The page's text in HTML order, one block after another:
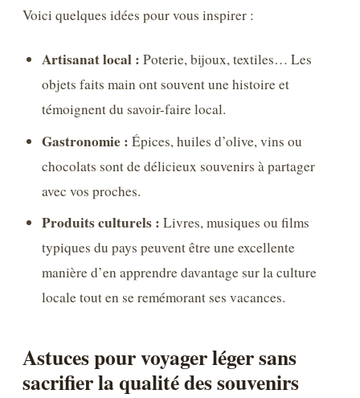
Voici quelques idées pour vous inspirer :
Artisanat local : Poterie, bijoux, textiles… Les
objets faits main ont souvent une histoire et
témoignent du savoir-faire local.
Gastronomie : Épices, huiles d’olive, vins ou
chocolats sont de délicieux souvenirs à partager
avec vos proches.
Produits culturels : Livres, musiques ou films
typiques du pays peuvent être une excellente
manière d’en apprendre davantage sur la culture
locale tout en se remémorant ses vacances.
Astuces pour voyager léger sans
sacrifier la qualité des souvenirs